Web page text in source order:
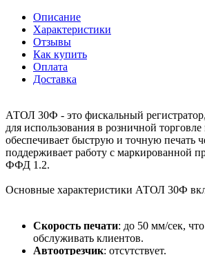
Описание
Характеристики
Отзывы
Как купить
Оплата
Доставка
АТОЛ 30Ф - это фискальный
для использования в розничной
обеспечивает быструю и точную печать
поддерживает работу с маркированной
ФФД 1.2.
Основные характеристики АТОЛ 30Ф
Скорость печати: до 50 мм/сек,
обслуживать клиентов.
Автоотрезчик: отсутствует.